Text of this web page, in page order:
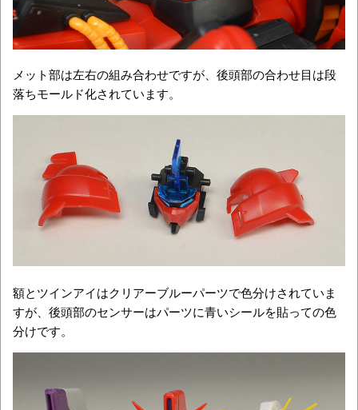
メット部は左右の組み合わせですが、後頭部の合わせ目は段
落ちモールド化されています。
額とツインアイはクリアーブルーパーツで色分けされていま
すが、後頭部のセンサーはパーツに青いシールを貼っての色
分けです。